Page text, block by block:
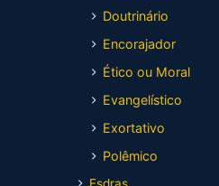
Doutrinário
Encorajador
Ético ou Moral
Evangelístico
Exortativo
Polêmico